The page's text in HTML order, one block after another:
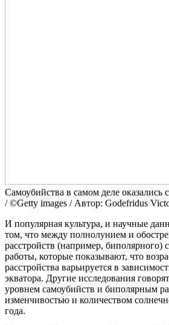
Самоубийства в самом деле оказались
/ ©Getty images / Автор: Godefridus
И популярная культура, и научные
том, что между полнолунием и
расстройств (например, биполярного)
работы, которые показывают, что
расстройства варьируется в
экватора. Другие исследования
уровнем самоубийств и биполярным
изменчивостью и количеством
года.